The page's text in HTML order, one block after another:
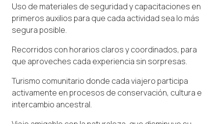
Uso de materiales de seguridad y capacitaciones en
primeros auxilios para que cada actividad sea lo más
segura posible.
Recorridos con horarios claros y coordinados, para
que aproveches cada experiencia sin sorpresas.
Turismo comunitario donde cada viajero participa
activamente en procesos de conservación, cultura e
intercambio ancestral.